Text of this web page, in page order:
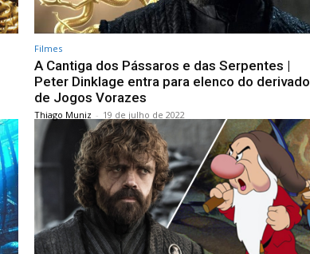
Filmes
A Cantiga dos Pássaros e das Serpentes |
Peter Dinklage entra para elenco do derivado
de Jogos Vorazes
Thiago Muniz - 19 de julho de 2022